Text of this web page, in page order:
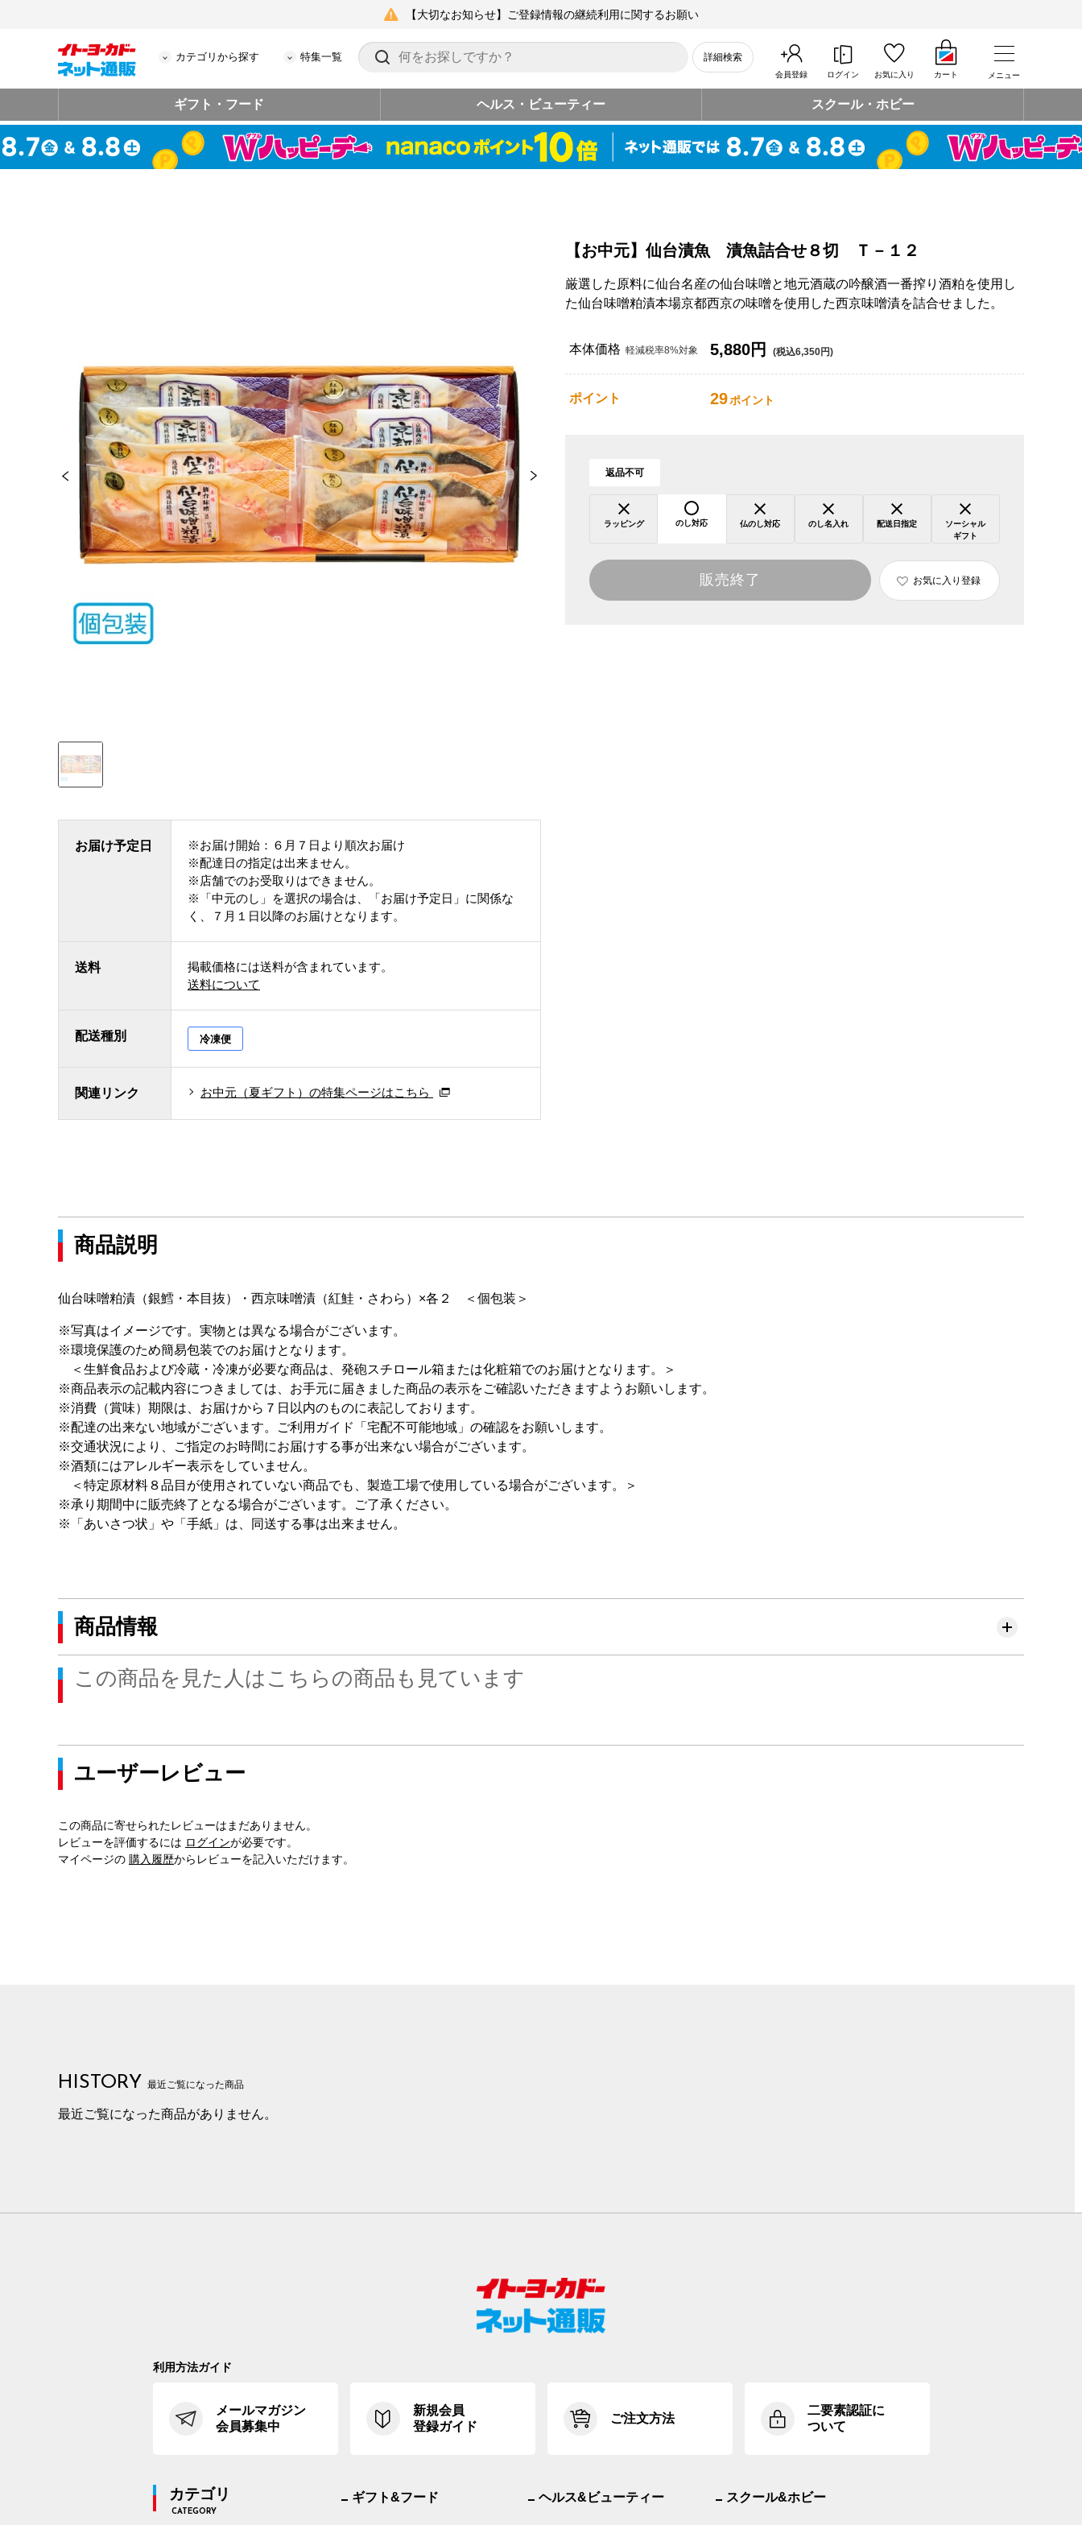
【大切なお知らせ】ご登録情報の継続利用に関するお願い
カテゴリから探す 特集一覧 詳細検索
会員登録 ログイン お気に入り カート メニュー
ギフト・フード ヘルス・ビューティー スクール・ホビー
お届け予定日
※お届け開始：６月７日より順次お届け
※配達日の指定は出来ません。
※店舗でのお受取りはできません。
※「中元のし」を選択の場合は、「お届け予定日」に関係な
く、７月１日以降のお届けとなります。
送料
掲載価格には送料が含まれています。
送料について
配送種別 冷凍便
関連リンク お中元（夏ギフト）の特集ページはこちら
【お中元】仙台漬魚 漬魚詰合せ８切 Ｔ－１２
厳選した原料に仙台名産の仙台味噌と地元酒蔵の吟醸酒一番搾り酒粕を使用し
た仙台味噌粕漬本場京都西京の味噌を使用した西京味噌漬を詰合せました。
本体価格 軽減税率8%対象 5,880円 (税込6,350円)
ポイント 29ポイント
返品不可
ラッピング のし対応 仏のし対応 のし名入れ 配送日指定
ソーシャル
ギフト
販売終了 お気に入り登録
商品説明
仙台味噌粕漬（銀鱈・本目抜）・西京味噌漬（紅鮭・さわら）×各２ ＜個包装＞
※写真はイメージです。実物とは異なる場合がございます。
※環境保護のため簡易包装でのお届けとなります。
＜生鮮食品および冷蔵・冷凍が必要な商品は、発砲スチロール箱または化粧箱でのお届けとなります。＞
※商品表示の記載内容につきましては、お手元に届きました商品の表示をご確認いただきますようお願いします。
※消費（賞味）期限は、お届けから７日以内のものに表記しております。
※配達の出来ない地域がございます。ご利用ガイド「宅配不可能地域」の確認をお願いします。
※交通状況により、ご指定のお時間にお届けする事が出来ない場合がございます。
※酒類にはアレルギー表示をしていません。
＜特定原材料８品目が使用されていない商品でも、製造工場で使用している場合がございます。＞
※承り期間中に販売終了となる場合がございます。ご了承ください。
※「あいさつ状」や「手紙」は、同送する事は出来ません。
商品情報
この商品を見た人はこちらの商品も見ています
ユーザーレビュー
この商品に寄せられたレビューはまだありません。
レビューを評価するには ログインが必要です。
マイページの 購入履歴からレビューを記入いただけます。
HISTORY 最近ご覧になった商品
最近ご覧になった商品がありません。
利用方法ガイド
メールマガジン
会員募集中
新規会員
登録ガイド
ご注文方法
二要素認証に
ついて
カテゴリ
CATEGORY
ギフト&フード ヘルス&ビューティー スクール&ホビー